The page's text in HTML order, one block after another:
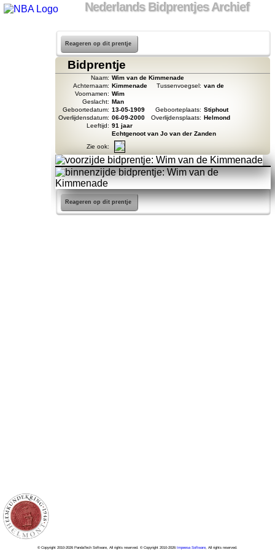
Nederlands Bidprentjes Archief
Reageren op dit prentje
Bidprentje
Naam: Wim van de Kimmenade
Achternaam: Kimmenade Tussenvoegsel: van de
Voornamen: Wim
Geslacht: Man
Geboortedatum: 13-05-1909 Geboorteplaats: Stiphout
Overlijdensdatum: 06-09-2000 Overlijdensplaats: Helmond
Leeftijd: 91 jaar
Echtgenoot van Jo van der Zanden
Zie ook:
Reageren op dit prentje
© Copyright 2010-2026 PandaTech Software, All rights reserved. © Copyright 2010-2026 Impeesa Software, All rights reserved.